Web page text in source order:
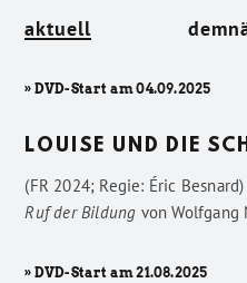
aktuell
» DVD-Start am 04.09.2025
LOUISE UND DIE
(FR 2024; Regie: Éric Besnard)
Ruf der Bildung vonWolfgang
» DVD-Start am 21.08.2025